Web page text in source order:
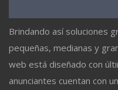
Brindando así soluciones
pequeñas, medianas y
web está diseñado con
anunciantes cuentan con